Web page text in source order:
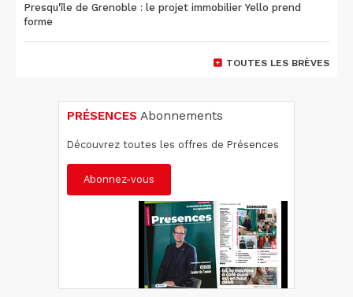
Presqu'île de Grenoble : le projet immobilier Yello prend
forme
TOUTES LES BRÈVES
PRÉSENCES Abonnements
Découvrez toutes les offres de Présences
Abonnez-vous